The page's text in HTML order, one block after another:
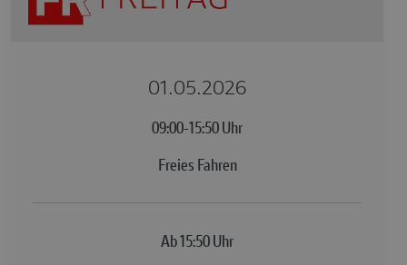
01.05.2026
09:00-15:50 Uhr
Freies Fahren
Ab 15:50 Uhr